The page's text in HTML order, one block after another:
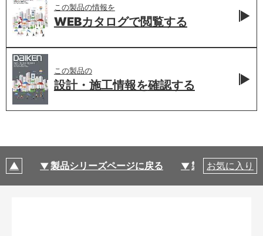
この製品の情報を
WEBカタログで閲覧する
この製品の
設計・施工情報を確認する
製品シリーズページに戻る 製品仕様
お気に入り